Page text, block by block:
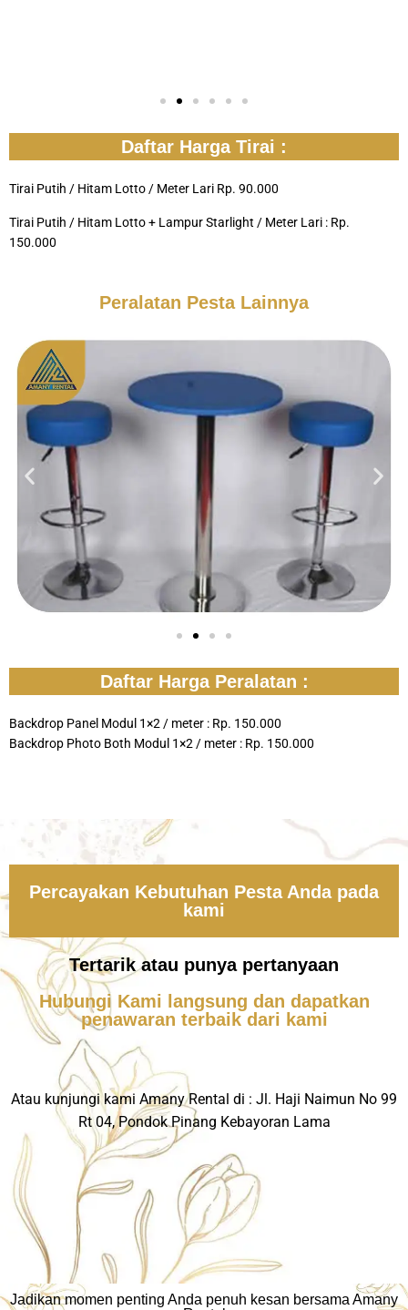
Daftar Harga Tirai :
Tirai Putih / Hitam Lotto / Meter Lari Rp. 90.000
Tirai Putih / Hitam Lotto + Lampur Starlight / Meter Lari : Rp.
150.000
Peralatan Pesta Lainnya
Daftar Harga Peralatan :
Backdrop Panel Modul 1×2 / meter : Rp. 150.000
Backdrop Photo Both Modul 1×2 / meter : Rp. 150.000
Percayakan Kebutuhan Pesta Anda pada
kami
Tertarik atau punya pertanyaan
Hubungi Kami langsung dan dapatkan
penawaran terbaik dari kami
Atau kunjungi kami Amany Rental di : Jl. Haji Naimun No 99
Rt 04, Pondok Pinang Kebayoran Lama
Jadikan momen penting Anda penuh kesan bersama Amany